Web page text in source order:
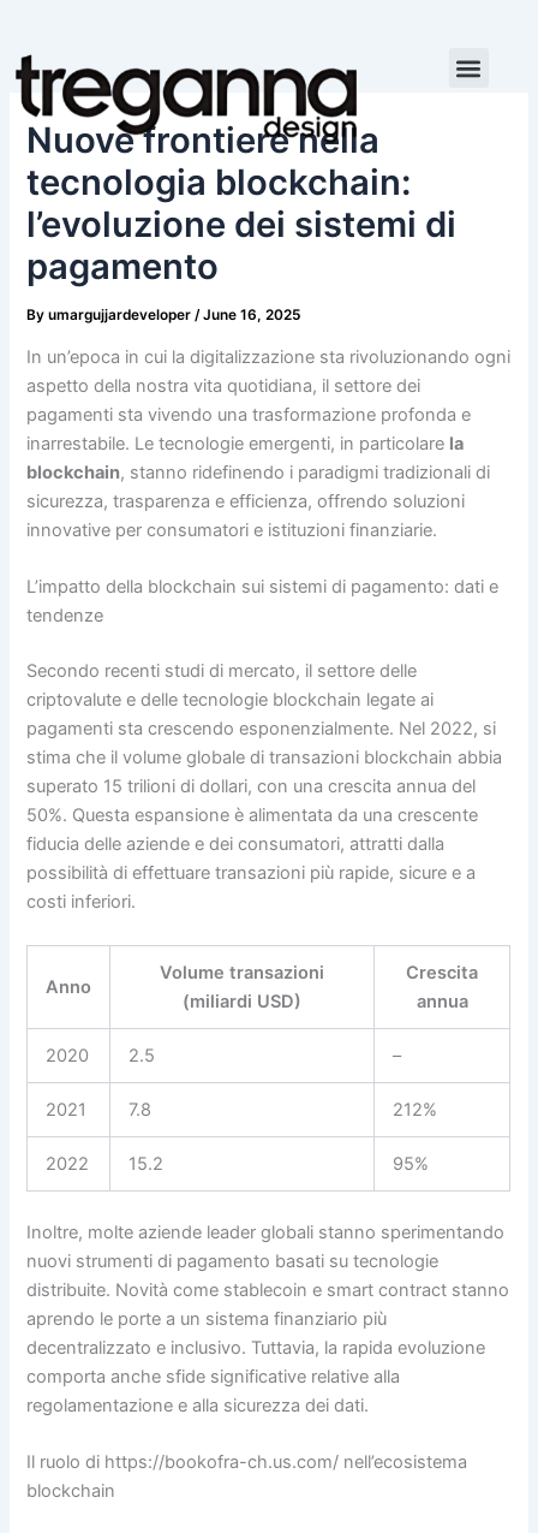
content
Nuove frontiere nella
tecnologia blockchain:
l’evoluzione dei sistemi di
pagamento
Byumargujjardeveloper /June 16, 2025
In un’epoca in cui la digitalizzazione sta rivoluzionando ogni
aspetto della nostra vita quotidiana, il settore dei
pagamenti sta vivendo una trasformazione profonda e
inarrestabile. Le tecnologie emergenti, in particolare la
blockchain, stanno ridefinendo i paradigmi tradizionali di
sicurezza, trasparenza e efficienza, offrendo soluzioni
innovative per consumatori e istituzioni finanziarie.
L’impatto della blockchain sui sistemi di pagamento: dati e
tendenze
Secondo recenti studi di mercato, il settore delle
criptovalute e delle tecnologie blockchain legate ai
pagamenti sta crescendo esponenzialmente. Nel 2022, si
stima che il volume globale di transazioni blockchain abbia
superato 15 trilioni di dollari, con una crescita annua del
50%. Questa espansione è alimentata da una crescente
fiducia delle aziende e dei consumatori, attratti dalla
possibilità di effettuare transazioni più rapide, sicure e a
costi inferiori.
Anno
Volume transazioni
(miliardi USD)
Crescita
annua
2020 2.5 –
2021 7.8 212%
2022 15.2 95%
Inoltre, molte aziende leader globali stanno sperimentando
nuovi strumenti di pagamento basati su tecnologie
distribuite. Novità come stablecoin e smart contract stanno
aprendo le porte a un sistema finanziario più
decentralizzato e inclusivo. Tuttavia, la rapida evoluzione
comporta anche sfide significative relative alla
regolamentazione e alla sicurezza dei dati.
Il ruolo di https://bookofra-ch.us.com/ nell’ecosistema
blockchain